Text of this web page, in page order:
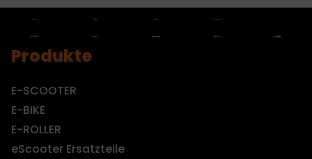
Produkte
E-SCOOTER
E-BIKE
E-ROLLER
eScooter Ersatzteile